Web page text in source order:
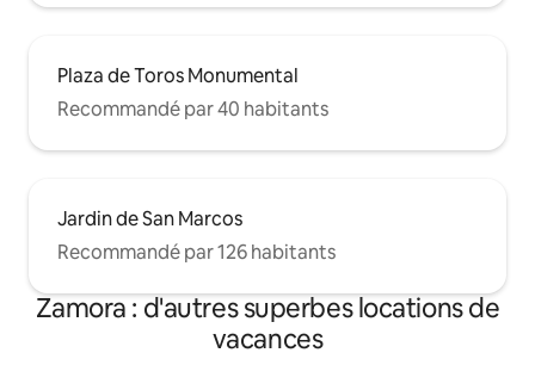
Plaza de Toros Monumental
Recommandé par 40 habitants
Jardin de San Marcos
Recommandé par 126 habitants
Zamora : d'autres superbes locations de
vacances